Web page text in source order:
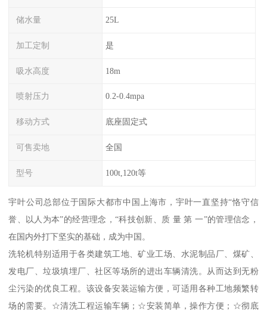
储水量 25L
加工定制 是
吸水高度 18m
喷射压力 0.2-0.4mpa
移动方式 底座固定式
可售卖地 全国
型号 100t,120t等
宇叶公司总部位于国际大都市中国上海市，宇叶一直坚持“恪守信
誉、以人为本”的经营理念，“科技创新、质 量 第 一”的管理信念，
在国内外打下坚实的基础，成为中国。
洗轮机特别适用于各类建筑工地、矿业工场、水泥制品厂、煤矿、
发电厂、垃圾填埋厂、社区等场所的进出车辆清洗。从而达到无粉
尘污染的优良工程。该设备安装运输方便，可适用各种工地频繁转
场的需要。☆清洗工程运输车辆；☆安装简单，操作方便；☆彻底